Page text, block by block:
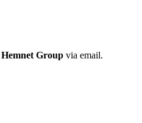
Hemnet Group via email.